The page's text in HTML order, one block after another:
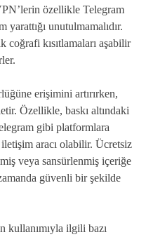
özellikle Telegram
unutulmamalıdır.
coğrafi kısıtlamaları aşabilir
erişimini artırırken,
Özellikle, baskı altındaki
gibi platformlara
aracı olabilir. Ücretsiz
veya sansürlenmiş içeriğe
güvenli bir şekilde
ilgili bazı